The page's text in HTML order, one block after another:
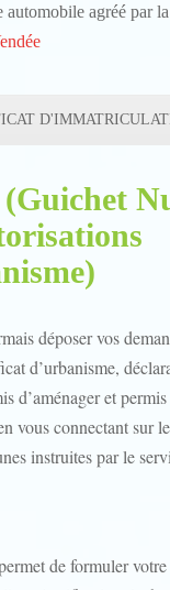
automobile agréé par
déposer vos
d’urbanisme,
d’aménager et
vous connectant sur
instruites par le
de formuler